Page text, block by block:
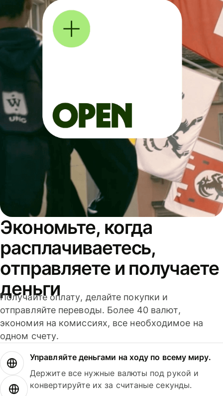
Экономьте, когда
расплачиваетесь,
отправляете и получаете
деньги
Получайте оплату, делайте покупки и
отправляйте переводы. Более 40 валют,
экономия на комиссиях, все необходимое на
одном счету.
Управляйте деньгами на ходу по всему миру.
Держите все нужные валюты под рукой и
конвертируйте их за считаные секунды.